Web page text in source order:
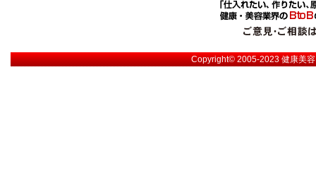
Copyright© 2005-2023健康美